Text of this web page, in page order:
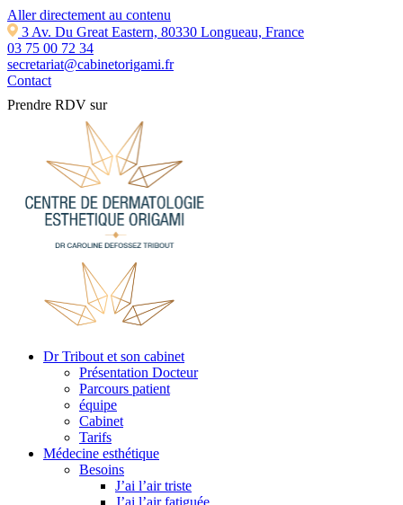
Aller directement au contenu
3 Av. Du Great Eastern, 80330 Longueau, France
03 75 00 72 34
secretariat@cabinetorigami.fr
Contact
Prendre RDV sur
Dr Tribout et son cabinet
Présentation Docteur
Parcours patient
équipe
Cabinet
Tarifs
Médecine esthétique
Besoins
J’ai l’air triste
J’ai l’air fatiguée